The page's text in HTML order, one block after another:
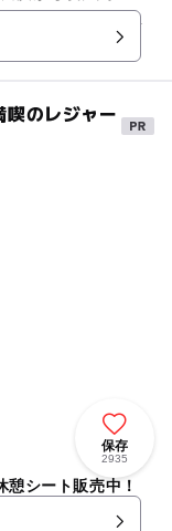
数多くの海浜を目
のレジャー
保存
2935
シート販売中！